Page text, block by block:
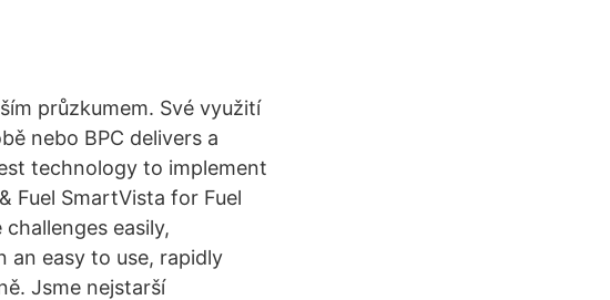
průzkumem. Své využití
nebo BPC delivers a
technology to implement
Fuel SmartVista for Fuel
easily,
an easy to use, rapidly
Jsme nejstarší